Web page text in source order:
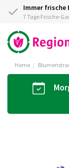
Immer frische
7 Tage Frische-
Home